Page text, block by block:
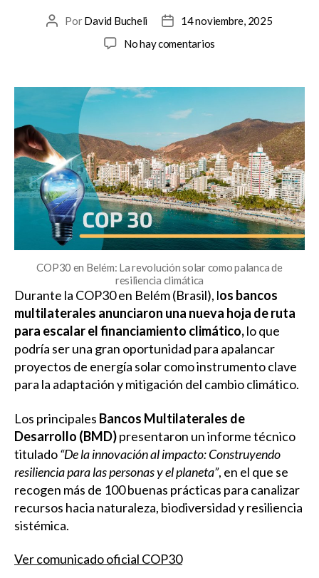
PorDavid Bucheli
14 noviembre, 2025
No hay comentarios
COP30 en Belém: La revolución solar como palanca de
resiliencia climática
Durante la COP30 en Belém (Brasil), los bancos
multilaterales anunciaron una nueva hoja de ruta
para escalar el financiamiento climático,lo que
podría ser una gran oportunidad para apalancar
proyectos de energía solar como instrumento clave
para la adaptación y mitigación del cambio climático.
Los principales Bancos Multilaterales de
Desarrollo (BMD)presentaron un informe técnico
titulado“De la innovación al impacto: Construyendo
resiliencia para las personas y el planeta”, en el que se
recogen más de 100 buenas prácticas para canalizar
recursos hacia naturaleza, biodiversidad y resiliencia
sistémica.
Ver comunicado oficial COP30